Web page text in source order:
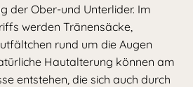
der Ober-und Unterlider. Im
werden Tränensäcke,
rund um die Augen
Hautalterung können am
entstehen, die sich auch durch